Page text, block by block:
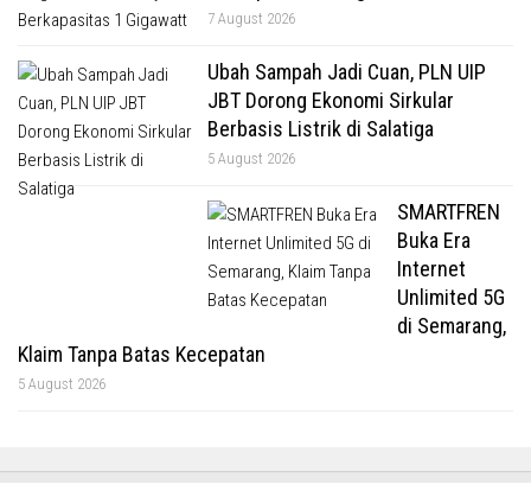
7 August 2026
Ubah Sampah Jadi Cuan, PLN UIP
JBT Dorong Ekonomi Sirkular
Berbasis Listrik di Salatiga
5 August 2026
SMARTFREN
Buka Era
Internet
Unlimited 5G
di Semarang,
Klaim Tanpa Batas Kecepatan
5 August 2026